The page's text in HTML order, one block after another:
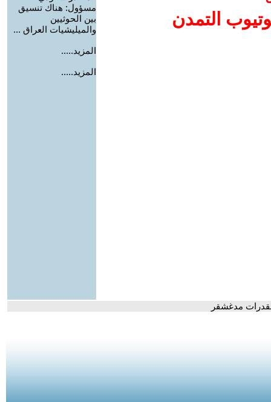
التمدن
مسؤول: هناك تنسيق
بين الحوثيين
والميليشيات العراق ...
المزيد.....
المزيد.....
مدغشقر